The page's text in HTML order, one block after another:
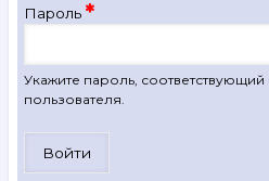
Пароль
Укажите пароль,
пользователя.